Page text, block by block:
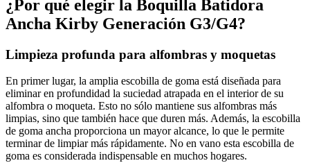
¿Por qué elegir la Boquilla Batidora
Ancha Kirby Generación G3/G4?
Limpieza profunda para alfombras y moquetas
En primer lugar, la amplia escobilla de goma está diseñada para
eliminar en profundidad la suciedad atrapada en el interior de su
alfombra o moqueta. Esto no sólo mantiene sus alfombras más
limpias, sino que también hace que duren más. Además, la escobilla
de goma ancha proporciona un mayor alcance, lo que le permite
terminar de limpiar más rápidamente. No en vano esta escobilla de
goma es considerada indispensable en muchos hogares.